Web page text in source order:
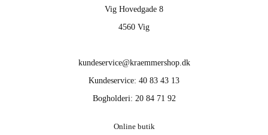
Vig Hovedgade 8
4560 Vig
kundeservice@kraemmershop.dk
Kundeservice: 40 83 43 13
Bogholderi: 20 84 71 92
Online butik